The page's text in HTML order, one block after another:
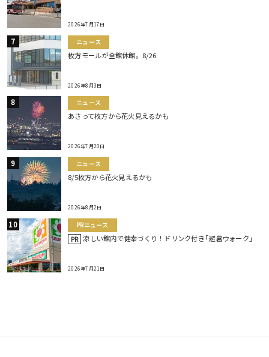
2026年7月17日
ニュース
枚方モールが全館休館。8/26
2026年8月3日
ニュース
あさって枚方から花火見えるかも
2026年7月20日
ニュース
8/5枚方から花火見えるかも
2026年8月2日
PRニュース
PR 涼しい館内で健幸づくり！ドリンク付き｢避暑ウォーク｣
2026年7月21日